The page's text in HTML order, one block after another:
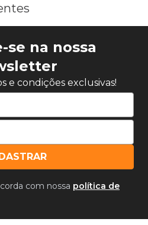
se na nossa
e condições exclusivas!
com nossa política de